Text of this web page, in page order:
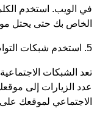
في الويب. استخدم
الخاص بك حتى يحتل
5. استخدم شبكات التواصل الاجتماعي:
تعد الشبكات
عدد الزيارات إلى
الاجتماعي لموقعك